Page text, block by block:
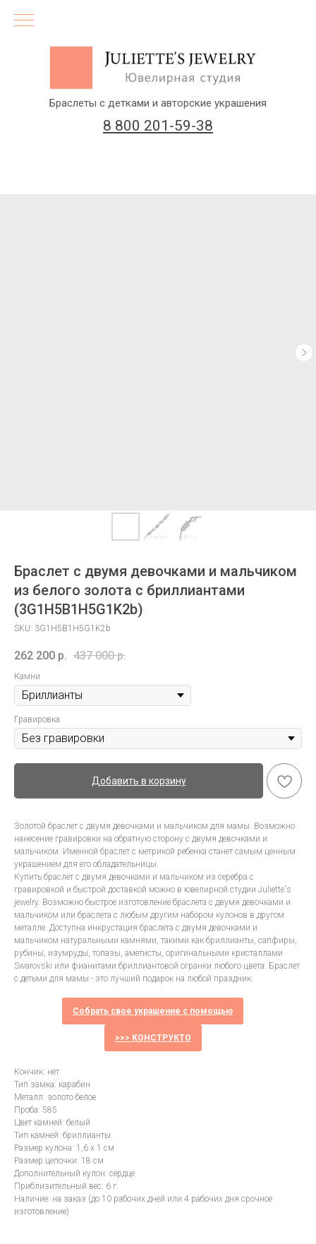
8 800 201-59-38
Браслеты с детками и авторские украшения
Браслет с двумя девочками и мальчиком
из белого золота с бриллиантами
(3G1H5B1H5G1K2b)
SKU: 3G1H5B1H5G1K2b
262 200 р. 437 000 р.
Камни
Гравировка
Добавить в корзину
Золотой браслет с двумя девочками и мальчиком для мамы. Возможно
нанесение гравировки на обратную сторону с двумя девочками и
мальчиком. Именной браслет с метрикой ребенка станет самым ценным
украшением для его обладательницы.
Купить браслет с двумя девочками и мальчиком из серебра с
гравировкой и быстрой доставкой можно в ювелирной студии Juliette's
jewelry. Возможно быстрое изготовление браслета с двумя девочками и
мальчиком или браслета с любым другим набором кулонов в другом
металле. Доступна инкрустация браслета с двумя девочками и
мальчиком натуральными камнями, такими как бриллианты, сапфиры,
рубины, изумруды, топазы, аметисты, оригинальными кристаллами
Swarovski или фианитами бриллиантовой огранки любого цвета. Браслет
с детьми для мамы - это лучший подарок на любой праздник.
Собрать свое украшение с помощью
>>> КОНСТРУКТО
Кончик: нет
Тип замка: карабин
Металл: золото белое
Проба: 585
Цвет камней: белый
Тип камней: бриллианты
Размер кулона: 1,6 х 1 см
Размер цепочки: 18 см
Дополнительный кулон: сердце
Приблизительный вес: 6 г.
Наличие: на заказ (до 10 рабочих дней или 4 рабочих дня срочное
изготовление)